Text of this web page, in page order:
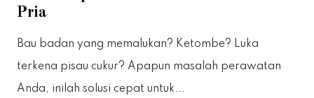
Pria
Bau badan yang memalukan? Ketombe? Luka
terkena pisau cukur? Apapun masalah perawatan
Anda, inilah solusi cepat untuk...